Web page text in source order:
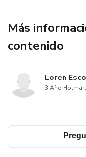
Más
contenido
Loren
3 Año